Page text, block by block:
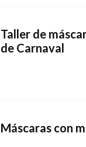
Taller de
de Carnaval
Máscaras con